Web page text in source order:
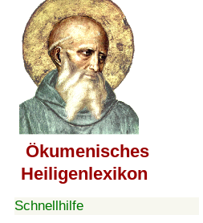
Ökumenisches
Heiligenlexikon
Schnellhilfe